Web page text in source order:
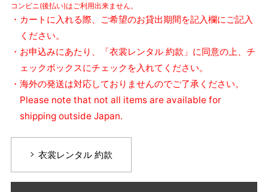
コンビニ(後払い)はご利用出来ません。
・カートに入れる際、ご希望のお貸出期間を記入欄にご記入
ください。
・お申込みにあたり、「衣裳レンタル 約款」に同意の上、チ
ェックボックスにチェックを入れてください。
・海外の発送は対応しておりませんのでご了承ください。
Please note that not all items are available for
shipping outside Japan.
衣裳レンタル 約款